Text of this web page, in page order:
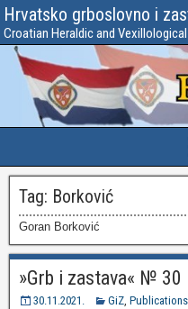
Hrvatsko grboslovno i
Croatian Heraldic and
Tag: Borković
Goran Borković
»Grb i zastava« № 30
30.11.2021. GiZ, Publications